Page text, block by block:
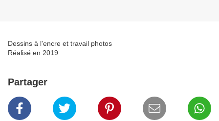
Dessins à l'encre et travail photos
Réalisé en 2019
Partager